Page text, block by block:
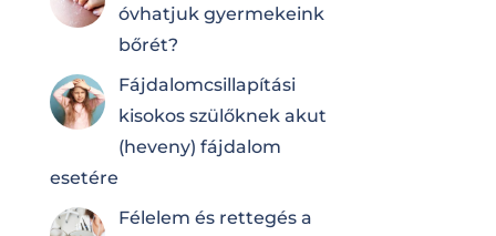
óvhatjuk gyermekeink
bőrét?
Fájdalomcsilla­pí­tá­si
kisokos szülőknek akut
(heveny) fájdalom
esetére
Félelem és rettegés a